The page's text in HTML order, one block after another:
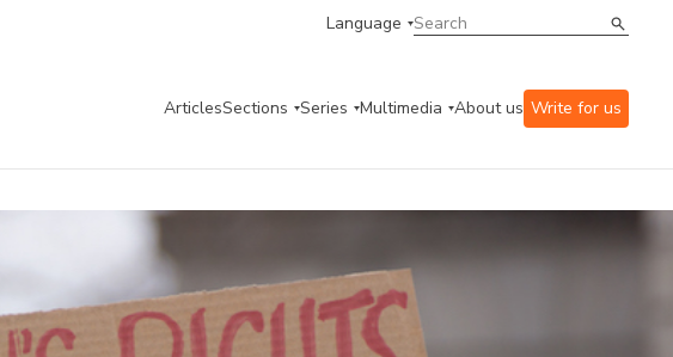
Language
ArticlesSections Series Multimedia About us Write for us